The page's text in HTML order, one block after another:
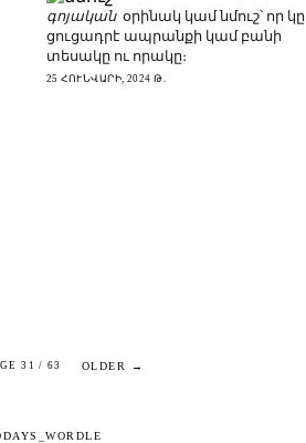
գոյական օրինակ կամ նմուշ՝ որ կը
ցուցադրէ ապրանքի կամ բանի
տեսակը ու որակը։
25 ՀՈՒՆՎԱՐԻ, 2024 Թ.
31 / 63 OLDER →